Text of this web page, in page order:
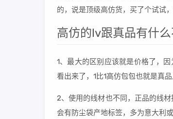
的，说是顶级高仿货，买了个试试
高仿的lv跟真品有什
1、最大的区别应该就是价格了，
看出来了，1比1高仿包包也就是真
2、使用的线材也不同，正品的线
会有防尘袋产地标签，多为意大利